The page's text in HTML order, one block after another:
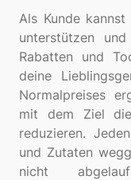
Als Kunde
unterstützen
Rabatten und
deine
Normalpreises
mit dem Ziel die
reduzieren.
und Zutaten
nicht